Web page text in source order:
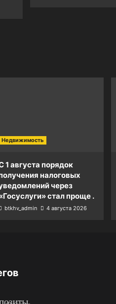
Недвижимость
1 августа порядок
налоговых
через
стал проще .
btkhv_admin 4 августа 2026